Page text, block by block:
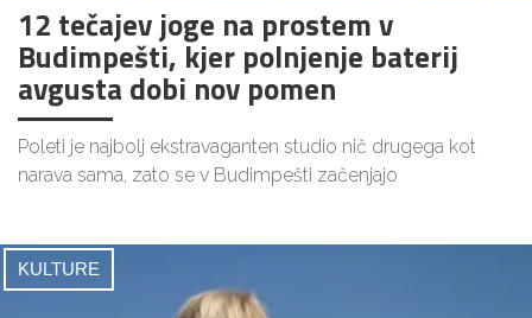
12 tečajev joge na prostem v
Budimpešti, kjer polnjenje baterij
avgusta dobi nov pomen
Poleti je najbolj ekstravaganten studio nič drugega kot
narava sama, zato se v Budimpešti začenjajo
KULTURE